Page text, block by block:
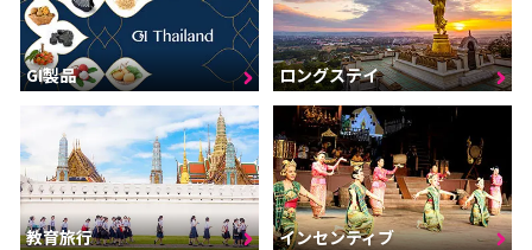
GI製品 ロングステイ
教育旅行 インセンティブ